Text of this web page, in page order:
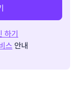
하기
스 안내